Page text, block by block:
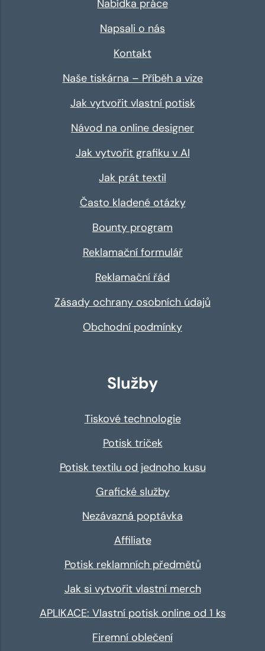
Nabídka práce
Napsali o nás
Kontakt
Naše tiskárna – Příběh a vize
Jak vytvořit vlastní potisk
Návod na online designer
Jak vytvořit grafiku v AI
Jak prát textil
Často kladené otázky
Bounty program
Reklamační formulář
Reklamační řád
Zásady ochrany osobních údajů
Obchodní podmínky
Služby
Tiskové technologie
Potisk triček
Potisk textilu od jednoho kusu
Grafické služby
Nezávazná poptávka
Affiliate
Potisk reklamních předmětů
Jak si vytvořit vlastní merch
APLIKACE: Vlastní potisk online od 1 ks
Firemní oblečení